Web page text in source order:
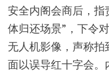
安全内阁会商后，指
体归还场景”，下令
无人机影像，声称
面以误导红十字会。